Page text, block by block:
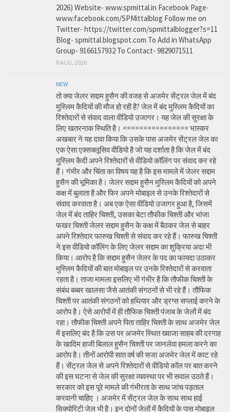
2026) Website- www.spmittal.in Facebook Page-
www.facebook.com/SPMittalblog Follow me on
Twitter- https://twitter.com/spmittalblogger?s=11
Blog- spmittal.blogspot.com To Add in WhatsApp
Group- 9166157932 To Contact- 9829071511
8 AUG, 2026
NEW
तो क्या जेलर सद्दाम हुसैन की वजह से अजमेर सेंट्रल जेल में बंद
मुस्लिम कैदियों की मौज हो रही है? जेल में बंद मुस्लिम कैदियों का
रिश्तेदारों से संवाद वाला वीडियो उजागर। यह जेल की सुरक्षा के
लिए खतरनाक स्थिति है। ================ भास्कर
अखबार ने यह दावा किया कि उसके पास अजमेर सेंट्रल जेल का
एक ऐसा एक्सक्लूसिव वीडियो है जो यह दर्शाता है कि जेल में बंद
मुस्लिम कैदी अपने रिश्तेदारों से वीडियो कॉलिंग पर संवाद कर रहे
हैं। गंभीर और चिंता का विषय यह है कि इस मामले में जेलर सद्दाम
हुसैन की भूमिका है। जेलर सद्दाम हुसैन मुस्लिम कैदियों को अपने
कक्ष में बुलाता है और फिर अपने मोबाइल से उनके रिश्तेदारों से
संवाद करवाता है। अब एक ऐसा वीडियो उजागर हुआ है, जिसमें
जेल में बंद ताहिर चिश्ती, उसका बेटा तौफीक चिश्ती और भांजा
फखर चिश्ती जेलर सद्दाम हुसैन के कक्ष में बैठकर जेल से बाहर
अपने रिश्तेदार फारुख चिश्ती से संवाद कर रहे हैं। फारुख चिश्ती
ने इस वीडियो कॉलिंग के लिए जेलर सद्दाम का शुक्रिया अदा भी
किया। आरोप है कि सद्दाम हुसैन जेलर के पद का फायदा उठाकर
मुस्लिम कैदियों की बात मोबाइल पर उनके रिश्तेदारों से करवाता
रहता है। ताजा मामला इसलिए भी गंभीर है कि तौफीक चिश्ती के
संबंध बब्बर खालसा जैसे आतंकी संगठनों से भी रहे हैं। तौफिक
चिश्ती पर आतंकी संगठनों को हथियार और ड्रग्स सप्लाई करने के
आरोप है। ऐसे आरोपों में ही तौफिक चिश्ती पंजाब के जेलों में बंद
रहा। तौफीक चिश्ती अपने पिता ताहिर चिश्ती के साथ अजमेर जेल
में इसलिए बंद है कि उस पर अजमेर स्थित ख्वाजा साहब की दरगाह
के खादिम हाजी बिलाल हुसैन चिश्ती पर जानलेवा हमला करने का
आरोप है। तीनों आरोपी सात वर्ष की सजा अजमेर जेल में काट रहे
हैं। सेंट्रल जेल से अपने रिश्तेदारों से वीडियो कॉल पर बात करने
की इस घटना से जेल की सुरक्षा व्यवस्था पर भी सवाल उठते हैं।
सरकार को इस पूरे मामले की गंभीरता के साथ जांच पड़ताल
करवानी चाहिए । अजमेर में सेंट्रल जेल के साथ साथ हाई
सिक्योरिटी जेल भी है। इन दोनों जेलों में कैदियों के पास मोबाइल